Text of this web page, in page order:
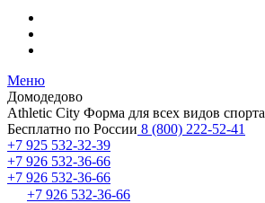
Меню
Домодедово
Athletic City Форма для всех видов спорта
Бесплатно по России 8 (800) 222-52-41
+7 925 532-32-39
+7 926 532-36-66
+7 926 532-36-66
+7 926 532-36-66